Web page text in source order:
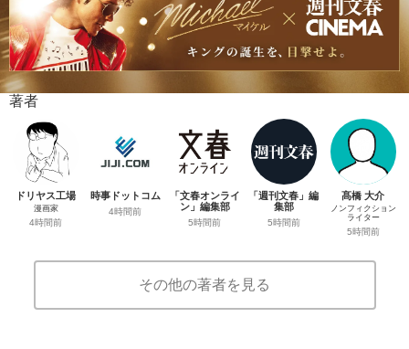
著者
ドリヤス工場
漫画家
4時間前
時事ドットコム
4時間前
「文春オンライ
ン」編集部
5時間前
「週刊文春」編
集部
5時間前
髙橋 大介
ノンフィクション
ライター
5時間前
その他の著者を見る